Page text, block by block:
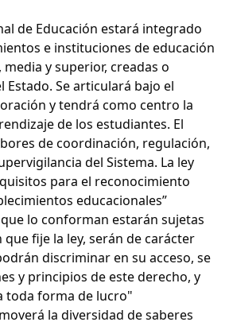
de Educación estará integrado
e instituciones de educación
y superior, creadas o
Estado. Se articulará bajo el
y tendrá como centro la
de los estudiantes. El
de coordinación, regulación,
del Sistema. La ley
para el reconocimiento
educacionales”
lo conforman estarán sujetas
fije la ley, serán de carácter
discriminar en su acceso, se
y principios de este derecho, y
toda forma de lucro"
la diversidad de saberes